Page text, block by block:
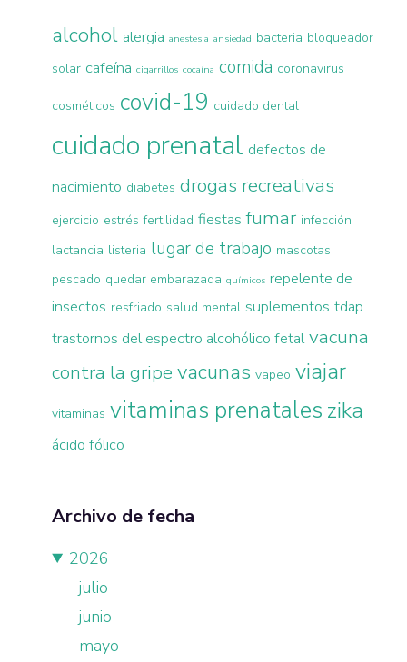
alcohol alergia anestesia ansiedad bacteria bloqueador
solar cafeína cigarrillos cocaína comida coronavirus
cosméticos covid-19 cuidado dental
cuidado prenatal defectos de
nacimiento diabetes drogas recreativas
ejercicio estrés fertilidad fiestas fumar infección
lactancia listeria lugar de trabajo mascotas
pescado quedar embarazada químicos repelente de
insectos resfriado salud mental suplementos tdap
trastornos del espectro alcohólico fetal vacuna
contra la gripe vacunas vapeo viajar
vitaminas vitaminas prenatales zika
ácido fólico
Archivo de fecha
2026
julio
junio
mayo